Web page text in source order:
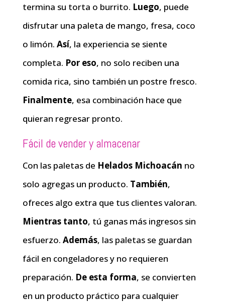
termina su torta o burrito. Luego, puede
disfrutar una paleta de mango, fresa, coco
o limón. Así, la experiencia se siente
completa. Por eso, no solo reciben una
comida rica, sino también un postre fresco.
Finalmente, esa combinación hace que
quieran regresar pronto.
Fácil de vender y almacenar
Con las paletas de Helados Michoacán no
solo agregas un producto. También,
ofreces algo extra que tus clientes valoran.
Mientras tanto, tú ganas más ingresos sin
esfuerzo. Además, las paletas se guardan
fácil en congeladores y no requieren
preparación. De esta forma, se convierten
en un producto práctico para cualquier